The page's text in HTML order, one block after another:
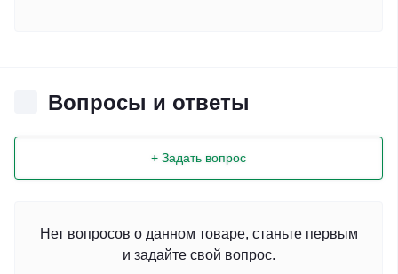
Вопросы и ответы
+ Задать вопрос
Нет вопросов о данном товаре, станьте первым
и задайте свой вопрос.